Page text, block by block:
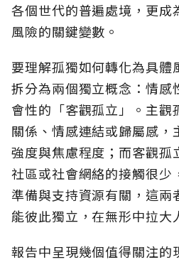
各個世代的普遍處境，更成
風險的關鍵變數。
要理解孤獨如何轉化為具體
拆分為兩個獨立概念：情感
會性的「客觀孤立」。主觀
關係、情感連結或歸屬感，
強度與焦慮程度；而客觀孤
社區或社會網絡的接觸很少
準備與支持資源有關，這兩
能彼此獨立，在無形中拉大
報告中呈現幾個值得關注的